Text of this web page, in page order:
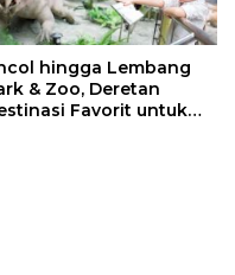
hingga Lembang
& Zoo, Deretan
Favorit untuk